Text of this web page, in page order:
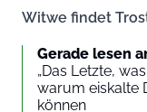
Witwe findet
Gerade lesen
„Das Letzte,
warum eiskalte
können